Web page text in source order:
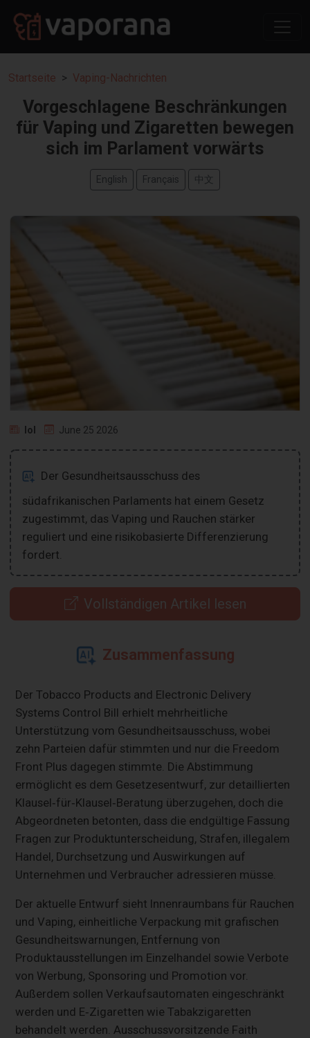
Startseite Vaping-Nachrichten
Vorgeschlagene Beschränkungen
für Vaping und Zigaretten bewegen
sich im Parlament vorwärts
English Français 中文
Iol June 25 2026
Der Gesundheitsausschuss des
südafrikanischen Parlaments hat einem Gesetz
zugestimmt, das Vaping und Rauchen stärker
reguliert und eine risikobasierte Differenzierung
fordert.
Vollständigen Artikel lesen
Zusammenfassung
Der Tobacco Products and Electronic Delivery
Systems Control Bill erhielt mehrheitliche
Unterstützung vom Gesundheitsausschuss, wobei
zehn Parteien dafür stimmten und nur die Freedom
Front Plus dagegen stimmte. Die Abstimmung
ermöglicht es dem Gesetzesentwurf, zur detaillierten
Klausel‑für‑Klausel‑Beratung überzugehen, doch die
Abgeordneten betonten, dass die endgültige Fassung
Fragen zur Produktunterscheidung, Strafen, illegalem
Handel, Durchsetzung und Auswirkungen auf
Unternehmen und Verbraucher adressieren müsse.
Der aktuelle Entwurf sieht Innenraumbans für Rauchen
und Vaping, einheitliche Verpackung mit grafischen
Gesundheitswarnungen, Entfernung von
Produktausstellungen im Einzelhandel sowie Verbote
von Werbung, Sponsoring und Promotion vor.
Außerdem sollen Verkaufsautomaten eingeschränkt
werden und E‑Zigaretten wie Tabakzigaretten
behandelt werden. Ausschussvorsitzende Faith